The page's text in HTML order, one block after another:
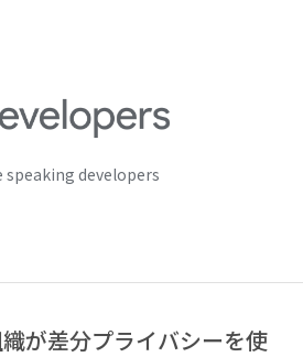
speaking developers
が差分プライバシーを使